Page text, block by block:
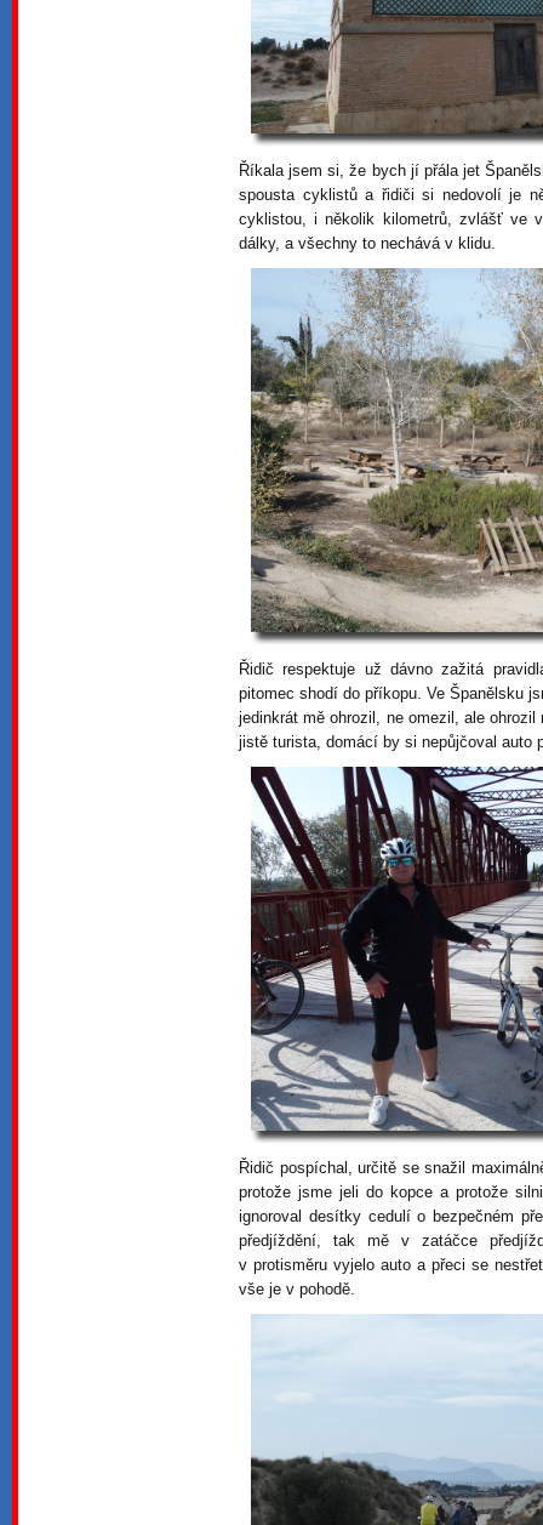
Říkala jsem si, že bych jí přála jet
spousta cyklistů a řidiči si nedovolí je
cyklistou, i několik kilometrů, zvlášť ve
dálky, a všechny to nechává v klidu.
Řidič respektuje už dávno zažitá
pitomec shodí do příkopu. Ve Španělsku
jedinkrát mě ohrozil, ne omezil, ale
jistě turista, domácí by si nepůjčoval auto
Řidič pospíchal, určitě se snažil
protože jsme jeli do kopce a protože
ignoroval desítky cedulí o bezpečném
předjíždění, tak mě v zatáčce
v protisměru vyjelo auto a přeci se
vše je v pohodě.